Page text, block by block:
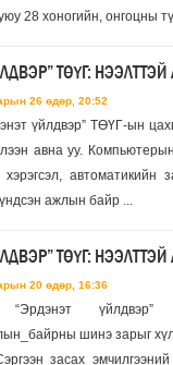
28 хоногийн, онгоцны
ТӨҮГ:
26 өдөр, 20:52
үйлдвэр” ТӨҮГ-ын
авна уу.
ажлын байр ...
ТӨҮГ:
20 өдөр, 16:36
үйлдвэр”
шинэ зарыг
засах